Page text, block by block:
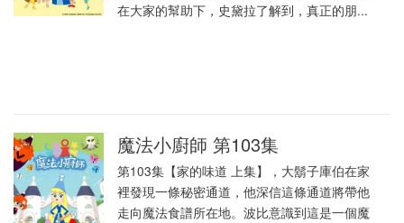
在大家的幫助下，史黛拉了解到，真正的朋...
魔法小廚師 第103集
第103集【家的味道 上集】，大鬍子庫伯在家
裡發現一條秘密通道，他深信這條通道將帶他
走向魔法食譜所在地。波比意識到這是一個魔